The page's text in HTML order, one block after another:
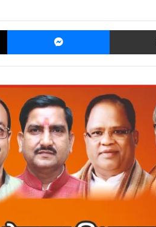
X Messenger